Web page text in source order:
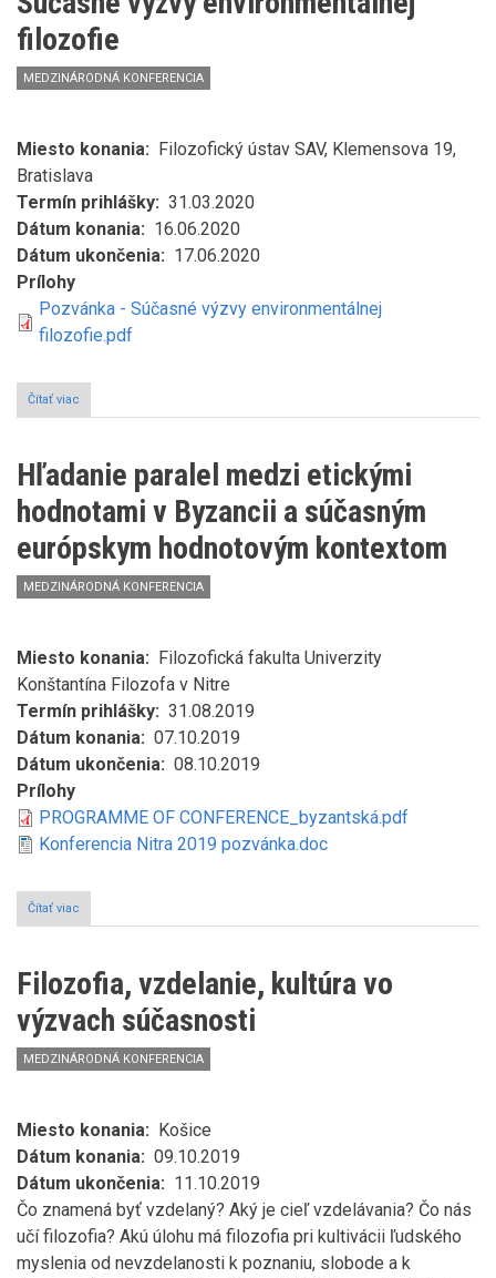
prác
Hrubého
filozofie
MEDZINÁRODNÁ KONFERENCIA
Miesto konania
Filozofický ústav SAV, Klemensova 19,
Bratislava
Termín prihlášky
31.03.2020
Dátum konania
16.06.2020
Dátum ukončenia
17.06.2020
Prílohy
Pozvánka - Súčasné výzvy environmentálnej
filozofie.pdf
Čítať viac
Súčasné
filozofie
Hľadanie paralel medzi etickými
hodnotami v Byzancii a súčasným
európskym hodnotovým kontextom
MEDZINÁRODNÁ KONFERENCIA
Miesto konania
Filozofická fakulta Univerzity
Konštantína Filozofa v Nitre
Termín prihlášky
31.08.2019
Dátum konania
07.10.2019
Dátum ukončenia
08.10.2019
Prílohy
PROGRAMME OF CONFERENCE_byzantská.pdf
Konferencia Nitra 2019 pozvánka.doc
Čítať viac
Hľadanie
etickými
hodnotami
v
a
kontextom
Filozofia, vzdelanie, kultúra vo
výzvach súčasnosti
MEDZINÁRODNÁ KONFERENCIA
Miesto konania
Košice
Dátum konania
09.10.2019
Dátum ukončenia
11.10.2019
Čo znamená byť vzdelaný? Aký je cieľ vzdelávania? Čo nás
učí filozofia? Akú úlohu má filozofia pri kultivácii ľudského
myslenia od nevzdelanosti k poznaniu, slobode a k